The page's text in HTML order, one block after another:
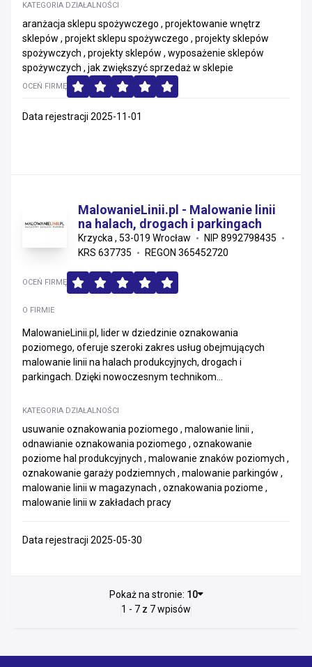
KATEGORIA DZIAŁALNOŚCI
aranżacja sklepu spożywczego , projektowanie wnętrz
sklepów , projekt sklepu spożywczego , projekty sklepów
spożywczych , projekty sklepów , wyposażenie sklepów
spożywczych , jak zwiększyć sprzedaż w sklepie
OCEŃ FIRMĘ
Data rejestracji 2025-11-01
MalowanieLinii.pl - Malowanie linii
na halach, drogach i parkingach
Krzycka , 53-019 Wrocław
NIP 8992798435
KRS 637735
REGON 365452720
O FIRMIE
MalowanieLinii.pl, lider w dziedzinie oznakowania
poziomego, oferuje szeroki zakres usług obejmujących
malowanie linii na halach produkcyjnych, drogach i
parkingach. Dzięki nowoczesnym technikom...
KATEGORIA DZIAŁALNOŚCI
usuwanie oznakowania poziomego , malowanie linii ,
odnawianie oznakowania poziomego , oznakowanie
poziome hal produkcyjnych , malowanie znaków poziomych ,
oznakowanie garaży podziemnych , malowanie parkingów ,
malowanie linii w magazynach , oznakowania poziome ,
malowanie linii w zakładach pracy
OCEŃ FIRMĘ
Data rejestracji 2025-05-30
Pokaż na stronie: 10
1 - 7 z 7 wpisów